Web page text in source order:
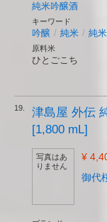
純米吟醸酒
キーワード
吟醸 / 純米 / 純
原料米
ひとごこち
19.
津島屋 外伝
[1,800 mL]
写真はあ
りません
¥
御代